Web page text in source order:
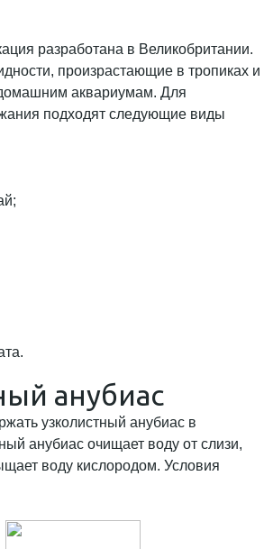
разработана в Великобритании.
произрастающие в тропиках и
аквариумам. Для
подходят следующие виды
анубиас
узколистный анубиас в
анубиас очищает воду от слизи,
воду кислородом. Условия